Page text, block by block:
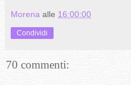
Morena alle 16:00:00
Condividi
70 commenti: